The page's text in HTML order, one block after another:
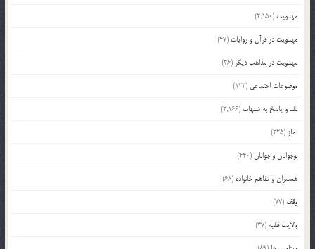
مهدویت (2,150)
مهدویت در قرآن و روایات (47)
مهدویت در مذاهب دیگر (36)
موضوعات اجتماعی (122)
نقد و پاسخ به شبهات (2,166)
نماز (225)
نوجوانان و جوانان(440)
همسران و تفاهم خانواده (68)
وقف (77)
ولایت فقیه (37)